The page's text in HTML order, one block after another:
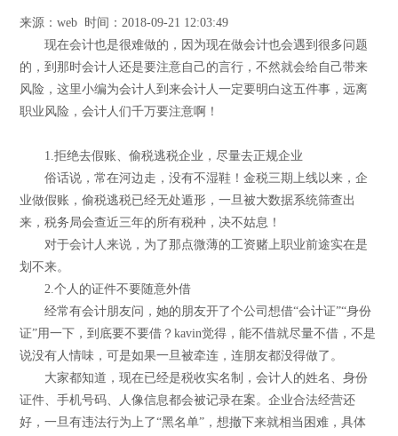
来源：web 时间：2018-09-21 12:03:49
现在会计也是很难做的，因为现在做会计也会遇到很多问题
的，到那时会计人还是要注意自己的言行，不然就会给自己带来
风险，这里小编为会计人到来会计人一定要明白这五件事，远离
职业风险，会计人们千万要注意啊！
1.拒绝去假账、偷税逃税企业，尽量去正规企业
俗话说，常在河边走，没有不湿鞋！金税三期上线以来，企
业做假账，偷税逃税已经无处遁形，一旦被大数据系统筛查出
来，税务局会查近三年的所有税种，决不姑息！
对于会计人来说，为了那点微薄的工资赌上职业前途实在是
划不来。
2.个人的证件不要随意外借
经常有会计朋友问，她的朋友开了个公司想借“会计证”“身份
证”用一下，到底要不要借？kavin觉得，能不借就尽量不借，不是
说没有人情味，可是如果一旦被牵连，连朋友都没得做了。
大家都知道，现在已经是税收实名制，会计人的姓名、身份
证件、手机号码、人像信息都会被记录在案。企业合法经营还
好，一旦有违法行为上了“黑名单”，想撤下来就相当困难，具体